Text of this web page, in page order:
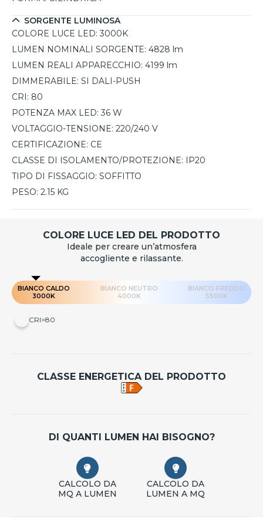
SORGENTE LUMINOSA
COLORE LUCE LED: 3000K
LUMEN NOMINALI SORGENTE: 4828 lm
LUMEN REALI APPARECCHIO: 4199 lm
DIMMERABILE: SI DALI-PUSH
CRI: 80
POTENZA MAX LED: 36 W
VOLTAGGIO-TENSIONE: 220/240 V
CERTIFICAZIONE: CE
CLASSE DI ISOLAMENTO/PROTEZIONE: IP20
TIPO DI FISSAGGIO: SOFFITTO
PESO: 2.15 KG
COLORE LUCE LED DEL PRODOTTO
Ideale per creare un’atmosfera
accogliente e rilassante.
BIANCO CALDO
3000K
BIANCO NEUTRO
4000K
BIANCO FREDDO
5500K
CRI>80
CLASSE ENERGETICA DEL PRODOTTO
DI QUANTI LUMEN HAI BISOGNO?
CALCOLO DA
MQ A LUMEN
CALCOLO DA
LUMEN A MQ